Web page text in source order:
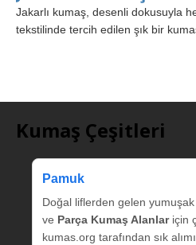
Jakarlı kumaş, desenli dokusuyla
tekstilinde tercih edilen şık bir
Kumaş Çeşitleri
Pamuk
Doğal liflerden gelen yumuşak
ve Parça Kumaş Alanlariçin
kumas.org tarafından sık alımı